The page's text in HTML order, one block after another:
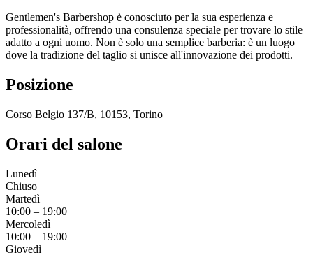
Gentlemen's Barbershop è conosciuto per la sua esperienza e
professionalità, offrendo una consulenza speciale per trovare lo stile
adatto a ogni uomo. Non è solo una semplice barberia: è un luogo
dove la tradizione del taglio si unisce all'innovazione dei prodotti.
Posizione
Corso Belgio 137/B, 10153, Torino
Orari del salone
Lunedì
Chiuso
Martedì
10:00 – 19:00
Mercoledì
10:00 – 19:00
Giovedì